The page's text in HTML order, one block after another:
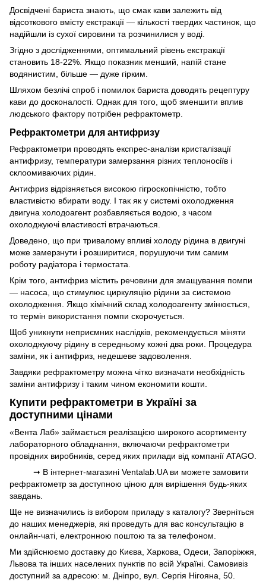
Досвідчені бариста знають, що смак кави залежить від
відсоткового вмісту екстракції — кількості твердих частинок, що
надійшли із сухої сировини та розчинилися у воді.
Згідно з дослідженнями, оптимальний рівень екстракції
становить 18-22%. Якщо показник менший, напій стане
водянистим, більше — дуже гірким.
Шляхом безлічі спроб і помилок бариста доводять рецептуру
кави до досконалості. Однак для того, щоб зменшити вплив
людського фактору потрібен рефрактометр.
Рефрактометри для антифризу
Рефрактометри проводять експрес-аналізи кристалізації
антифризу, температури замерзання різних теплоносіїв і
склоомиваючих рідин.
Антифриз відрізняється високою гігроскопічністю, тобто
властивістю вбирати воду. І так як у системі охолодження
двигуна холодоагент розбавляється водою, з часом
охолоджуючі властивості втрачаються.
Доведено, що при тривалому впливі холоду рідина в двигуні
може замерзнути і розширитися, порушуючи тим самим
роботу радіатора і термостата.
Крім того, антифриз містить речовини для змащування помпи
— насоса, що стимулює циркуляцію рідини за системою
охолодження. Якщо хімічний склад холодоагенту змінюється,
то термін використання помпи скорочується.
Щоб уникнути неприємних наслідків, рекомендується міняти
охолоджуючу рідину в середньому кожні два роки. Процедура
заміни, як і антифриз, недешеве задоволення.
Завдяки рефрактометру можна чітко визначати необхідність
заміни антифризу і таким чином економити кошти.
Купити рефрактометри в Україні за
доступними цінами
«Вента Лаб» займається реалізацією широкого асортименту
лабораторного обладнання, включаючи рефрактометри
провідних виробників, серед яких прилади від компанії ATAGO.
➞ В інтернет-магазині Ventalab.UA ви можете замовити
рефрактометр за доступною ціною для вирішення будь-яких
завдань.
Ще не визначились із вибором приладу з каталогу? Зверніться
до наших менеджерів, які проведуть для вас консультацію в
онлайн-чаті, електронною поштою та за телефоном.
Ми здійснюємо доставку до Києва, Харкова, Одеси, Запоріжжя,
Львова та інших населених пунктів по всій Україні. Самовивіз
доступний за адресою: м. Дніпро, вул. Сергія Нігояна, 50.